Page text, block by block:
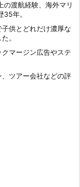
渡航経験、海外マリ
年。
供とどれだけ濃厚な
。
マージン広告やステ
ツアー会社などの評